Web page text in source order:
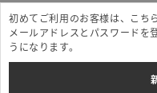
初めてご利用のお客様は、こち
メールアドレスとパスワードを
うになります。